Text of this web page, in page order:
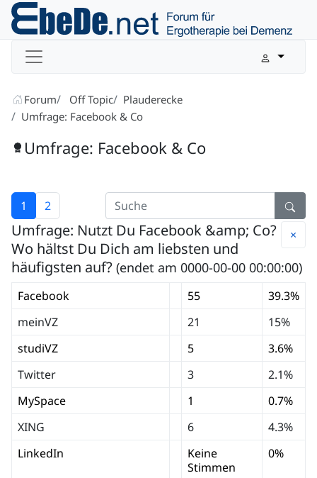
Forum Off Topic
Plauderecke
Umfrage: Facebook & Co
Umfrage: Facebook & Co
1
2
×
Umfrage: Nutzt Du Facebook &amp; Co?
Wo hältst Du Dich am liebsten und
häufigsten auf? (endet am 0000-00-00 00:00:00)
Facebook 55
39.3%
meinVZ
21
15%
studiVZ
5
3.6%
Twitter
3
2.1%
MySpace
1
0.7%
XING
6
4.3%
LinkedIn
Keine
Stimmen
0%